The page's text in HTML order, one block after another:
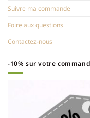
Suivre ma commande
Foire aux questions
Contactez-nous
-10% sur votre